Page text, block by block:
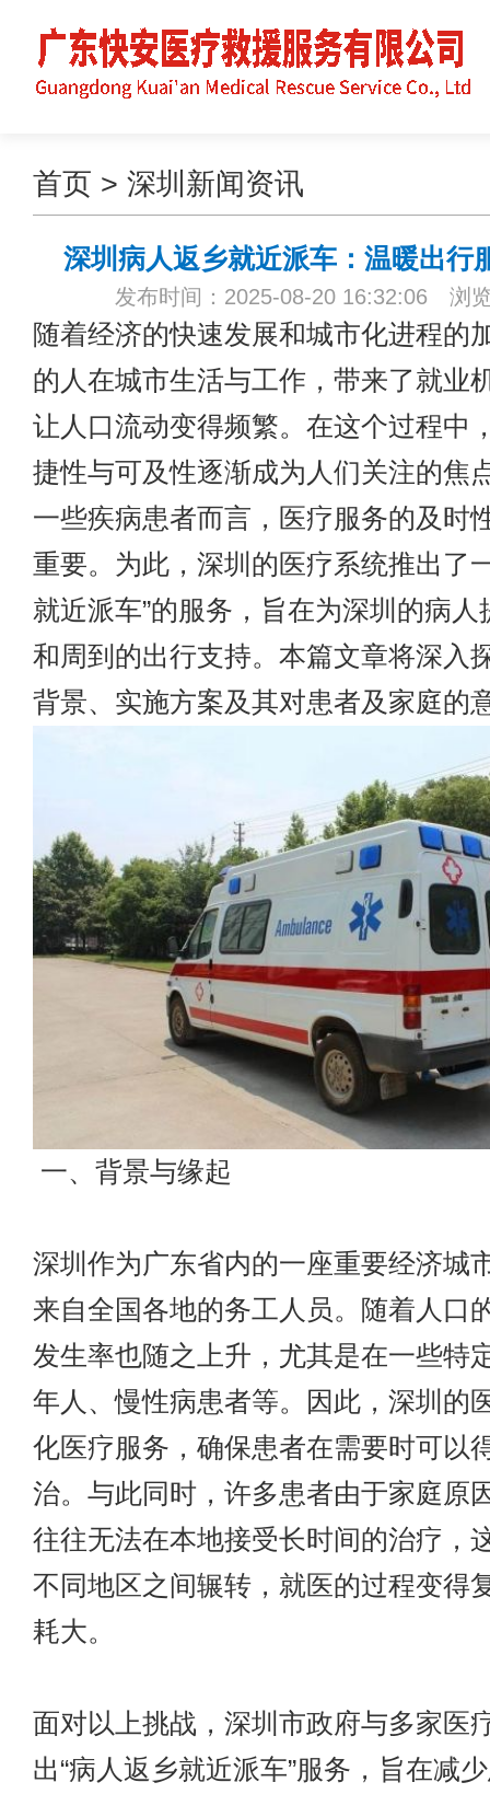
首页 > 深圳新闻资讯
深圳病人返乡就近派车：温暖出行
发布时间：2025-08-20 16:32:06 浏
随着经济的快速发展和城市化进程的
的人在城市生活与工作，带来了就业
让人口流动变得频繁。在这个过程中
捷性与可及性逐渐成为人们关注的焦
一些疾病患者而言，医疗服务的及时
重要。为此，深圳的医疗系统推出了
就近派车”的服务，旨在为深圳的病人
和周到的出行支持。本篇文章将深入
背景、实施方案及其对患者及家庭的
一、背景与缘起
深圳作为广东省内的一座重要经济城
来自全国各地的务工人员。随着人口
发生率也随之上升，尤其是在一些特
年人、慢性病患者等。因此，深圳的
化医疗服务，确保患者在需要时可以
治。与此同时，许多患者由于家庭原
往往无法在本地接受长时间的治疗，
不同地区之间辗转，就医的过程变得
耗大。
面对以上挑战，深圳市政府与多家医
出“病人返乡就近派车”服务，旨在减